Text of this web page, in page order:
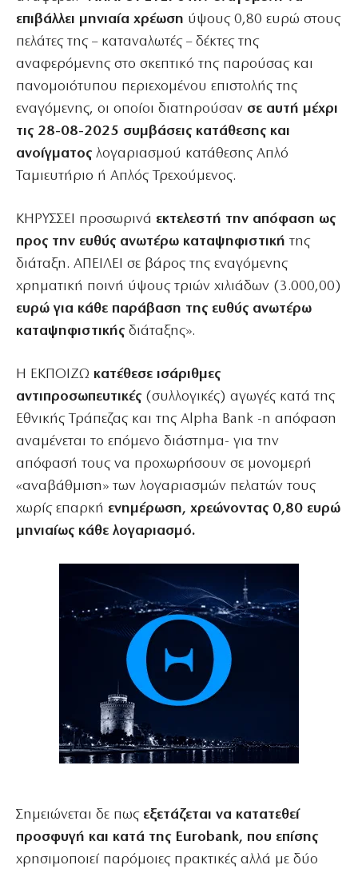
επιβάλλει μηνιαία χρέωση ύψους 0,80 ευρώ στους
πελάτες της – καταναλωτές – δέκτες της
αναφερόμενης στο σκεπτικό της παρούσας και
πανομοιότυπου περιεχομένου επιστολής της
εναγόμενης, οι οποίοι διατηρούσαν σε αυτή μέχρι
τις 28-08-2025 συμβάσεις κατάθεσης και
ανοίγματος λογαριασμού κατάθεσης Απλό
Ταμιευτήριο ή Απλός Τρεχούμενος.
ΚΗΡΥΣΣΕΙ προσωρινά εκτελεστή την απόφαση ως
προς την ευθύς ανωτέρω καταψηφιστική της
διάταξη. ΑΠΕΙΛΕΙ σε βάρος της εναγόμενης
χρηματική ποινή ύψους τριών χιλιάδων (3.000,00)
ευρώ για κάθε παράβαση της ευθύς ανωτέρω
καταψηφιστικής διάταξης».
Η ΕΚΠΟΙΖΩ κατέθεσε ισάριθμες
αντιπροσωπευτικές (συλλογικές) αγωγές κατά της
Εθνικής Τράπεζας και της Alpha Bank -η απόφαση
αναμένεται το επόμενο διάστημα- για την
απόφασή τους να προχωρήσουν σε μονομερή
«αναβάθμιση» των λογαριασμών πελατών τους
χωρίς επαρκή ενημέρωση, χρεώνοντας 0,80 ευρώ
μηνιαίως κάθε λογαριασμό.
Σημειώνεται δε πως εξετάζεται να κατατεθεί
προσφυγή και κατά της Eurobank, που επίσης
χρησιμοποιεί παρόμοιες πρακτικές αλλά με δύο